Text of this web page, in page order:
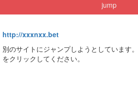
jump
http://xxxnxx.bet
別のサイトにジャンプしようとしています
をクリックしてください。